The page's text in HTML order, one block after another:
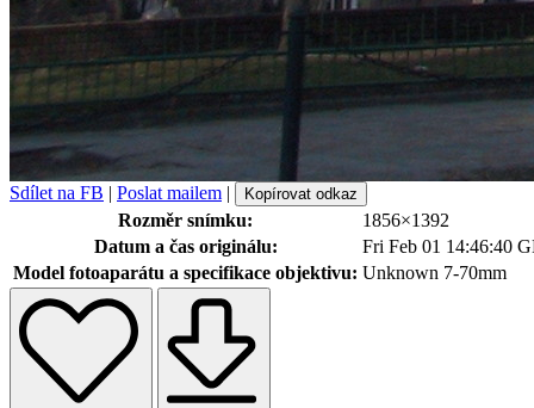
Sdílet na FB | Poslat mailem | Kopírovat odkaz
Rozměr snímku:
1856×1392
Datum a čas originálu:
Fri Feb 01 14:46:40
Model fotoaparátu a specifikace objektivu: Unknown 7-70mm